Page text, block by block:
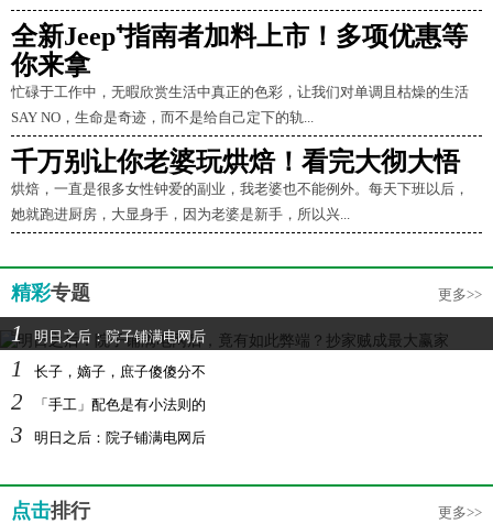
全新Jeep⁺指南者加料上市！多项优惠等
你来拿
忙碌于工作中，无暇欣赏生活中真正的色彩，让我们对单调且枯燥的生活
SAY NO，生命是奇迹，而不是给自己定下的轨...
千万别让你老婆玩烘焙！看完大彻大悟
烘焙，一直是很多女性钟爱的副业，我老婆也不能例外。每天下班以后，
她就跑进厨房，大显身手，因为老婆是新手，所以兴...
精彩专题 更多>>
1 明日之后：院子铺满电网后
1 长子，嫡子，庶子傻傻分不
2 「手工」配色是有小法则的
3 明日之后：院子铺满电网后
点击排行 更多>>